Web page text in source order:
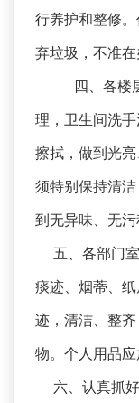
行养护和整修
弃垃圾，不准在
四、各楼
理，卫生间洗
擦拭，做到光
须特别保持清
到无异味、无污
五、各部门室
痰迹、烟蒂、
迹，清洁、整
物。个人用品应
六、认真抓好